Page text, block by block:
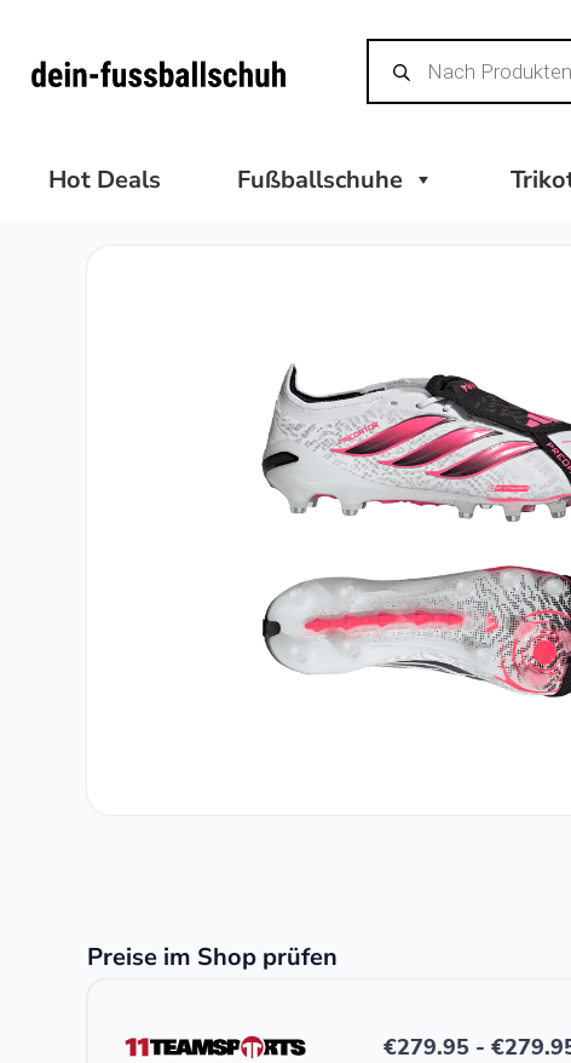
Inhalt
Products
search
Hot Deals Fußballschuhe
Preise im Shop prüfen
€279.95 - €